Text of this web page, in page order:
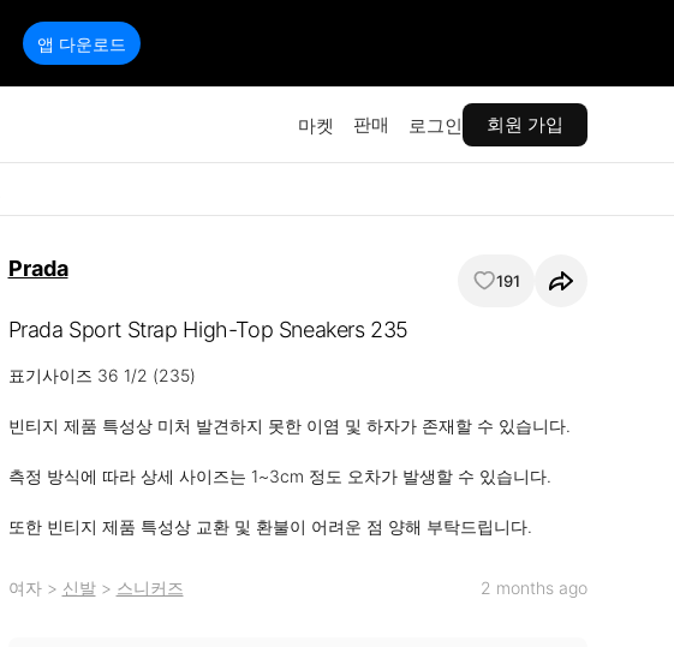
앱 다운로드
마켓 판매 로그인 회원 가입
Prada 191
Prada Sport Strap High-Top Sneakers 235
표기사이즈 36 1/2 (235)
빈티지 제품 특성상 미처 발견하지 못한 이염 및 하자가 존재할 수 있습니다.
측정 방식에 따라 상세 사이즈는 1~3cm 정도 오차가 발생할 수 있습니다.
또한 빈티지 제품 특성상 교환 및 환불이 어려운 점 양해 부탁드립니다.
여자> 신발> 스니커즈 2 months ago